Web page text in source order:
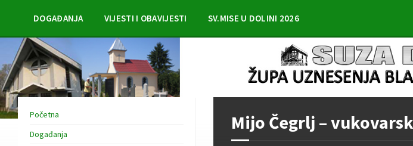
sidebar
DOGAĐANJA VIJESTI I OBAVIJESTI SV.MISE U DOLINI 2026
Mijo Čegrlj –
Početna
Događanja